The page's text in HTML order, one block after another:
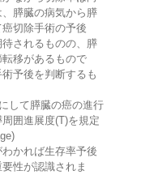
膵臓の病気から膵
切除手術の予後
されるものの、膵
移があるもので
予後を判断するも
して膵臓の癌の進行
囲進展度(T)を規定
かれば生存率予後
性が認識されま